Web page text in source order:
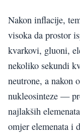
Nakon inflacije,
visoka da prostor
kvarkovi, gluoni,
nekoliko sekundi
neutrone, a nakon
nukleosinteze —
najlakših
omjer elemenata i